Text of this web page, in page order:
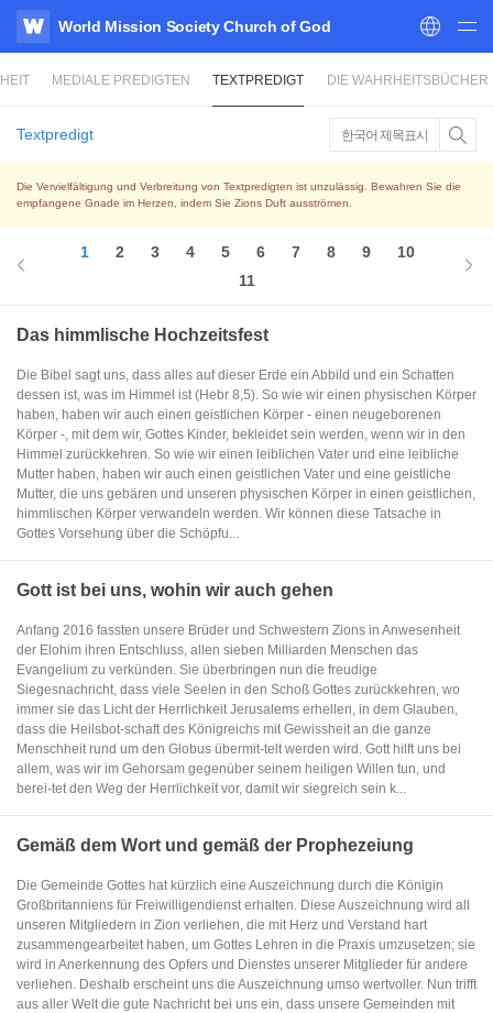
WATV
World Mission Society Church of God
MEDIALE PREDIGTEN TEXTPREDIGT DIE WAHRHEITSBÜCHER
Textpredigt 한국어 제목표시
Die Vervielfältigung und Verbreitung von Textpredigten ist unzulässig. Bewahren Sie die
empfangene Gnade im Herzen, indem Sie Zions Duft ausströmen.
1 2 3 4 5 6 7 8 9
10
11
Das himmlische Hochzeitsfest
Die Bibel sagt uns, dass alles auf dieser Erde ein Abbild und ein Schatten
dessen ist, was im Himmel ist (Hebr 8,5). So wie wir einen physischen Körper
haben, haben wir auch einen geistlichen Körper - einen neugeborenen
Körper -, mit dem wir, Gottes Kinder, bekleidet sein werden, wenn wir in den
Himmel zurückkehren. So wie wir einen leiblichen Vater und eine leibliche
Mutter haben, haben wir auch einen geistlichen Vater und eine geistliche
Mutter, die uns gebären und unseren physischen Körper in einen geistlichen,
himmlischen Körper verwandeln werden. Wir können diese Tatsache in
Gottes Vorsehung über die Schöpfu...
Gott ist bei uns, wohin wir auch gehen
Anfang 2016 fassten unsere Brüder und Schwestern Zions in Anwesenheit
der Elohim ihren Entschluss, allen sieben Milliarden Menschen das
Evangelium zu verkünden. Sie überbringen nun die freudige
Siegesnachricht, dass viele Seelen in den Schoß Gottes zurückkehren, wo
immer sie das Licht der Herrlichkeit Jerusalems erhellen, in dem Glauben,
dass die Heilsbot-schaft des Königreichs mit Gewissheit an die ganze
Menschheit rund um den Globus übermit-telt werden wird. Gott hilft uns bei
allem, was wir im Gehorsam gegenüber seinem heiligen Willen tun, und
berei-tet den Weg der Herrlichkeit vor, damit wir siegreich sein k...
Gemäß dem Wort und gemäß der Prophezeiung
Die Gemeinde Gottes hat kürzlich eine Auszeichnung durch die Königin
Großbritanniens für Freiwilligendienst erhalten. Diese Auszeichnung wird all
unseren Mitgliedern in Zion verliehen, die mit Herz und Verstand hart
zusammengearbeitet haben, um Gottes Lehren in die Praxis umzusetzen; sie
wird in Anerkennung des Opfers und Dienstes unserer Mitglieder für andere
verliehen. Deshalb erscheint uns die Auszeichnung umso wertvoller. Nun trifft
aus aller Welt die gute Nachricht bei uns ein, dass unsere Gemeinden mit